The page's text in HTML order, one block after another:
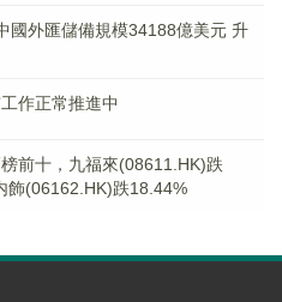
國外匯儲備規模34188億美元 升
作正常推進中
榜前十，九福來(08611.HK)跌
飾(06162.HK)跌18.44%